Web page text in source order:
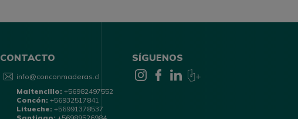
CONTACTO
info@conconmaderas.cl
Maitencillo: +56982497552
Concón: +56932517841
Litueche: +56991378537
SÍGUENOS